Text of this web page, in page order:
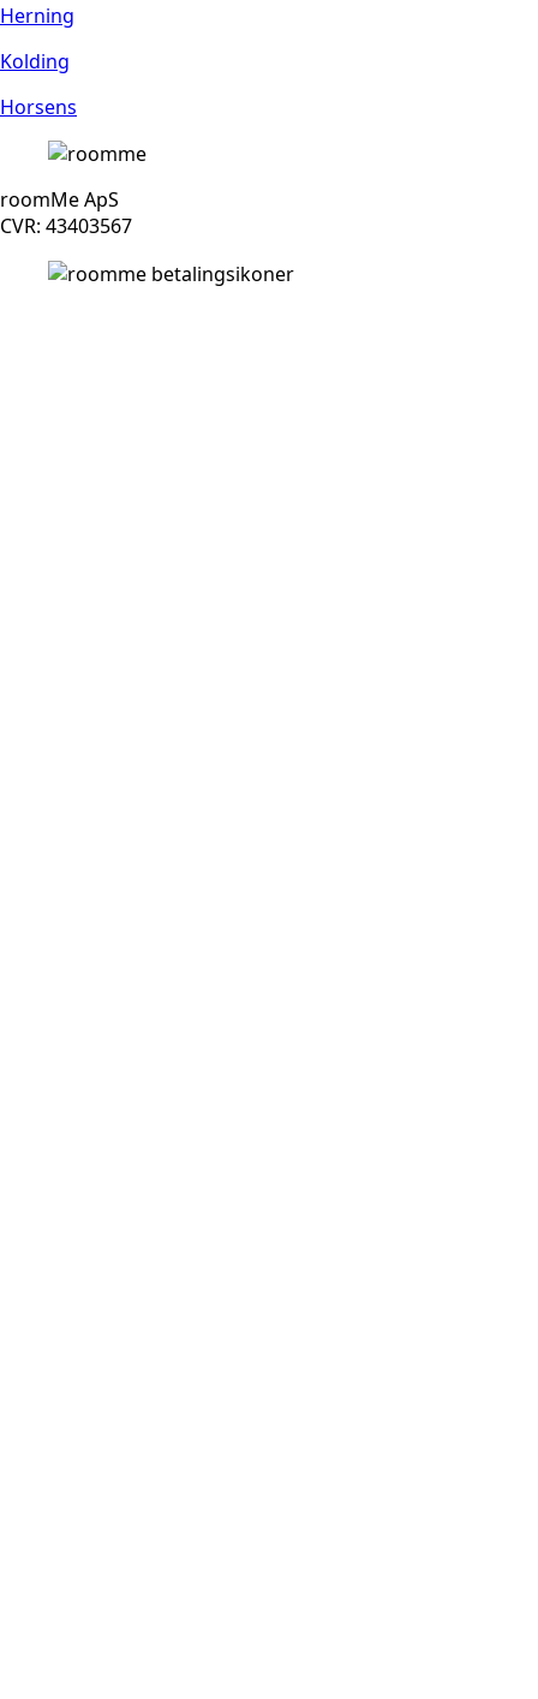
Herning
Kolding
Horsens
roomMe ApS
CVR: 43403567